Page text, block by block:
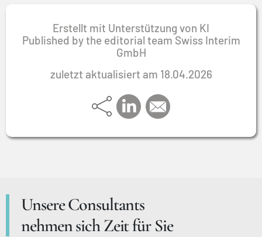
Erstellt mit Unterstützung von KI
Published by the editorial team Swiss Interim
GmbH
zuletzt aktualisiert am 18.04.2026
Unsere Consultants
nehmen sich Zeit für Sie